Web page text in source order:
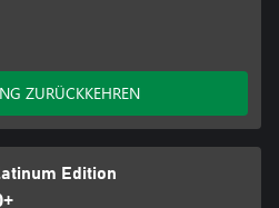
ZURÜCKKEHREN
Edition